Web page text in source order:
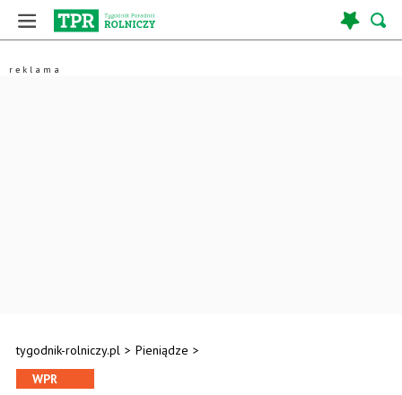
tygodnik-rolniczy.pl > Pieniądze >
WPR